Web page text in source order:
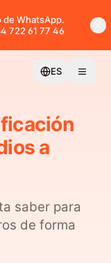
WhatsApp.
722 61 77 46
ES
a
saber para
de forma